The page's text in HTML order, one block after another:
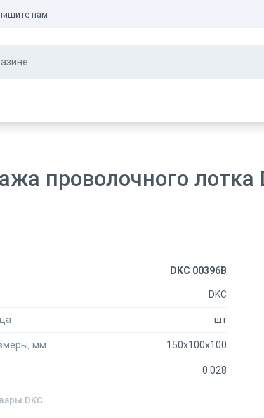
нам
проволочного лотка
DKC 00396B
DKC
шт
мм 150x100x100
0.028
DKC